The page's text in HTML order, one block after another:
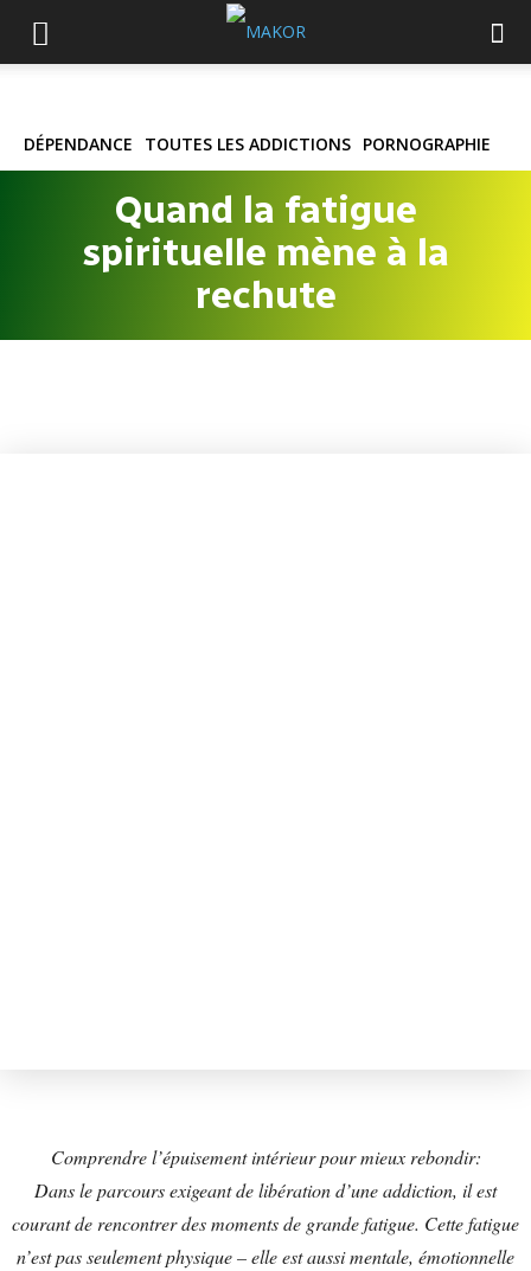
DÉPENDANCE TOUTES LES ADDICTIONS PORNOGRAPHIE
Quand la fatigue
spirituelle mène à la
rechute
Comprendre l’épuisement intérieur pour mieux rebondir:
Dans le parcours exigeant de libération d’une addiction, il est
courant de rencontrer des moments de grande fatigue. Cette fatigue
n’est pas seulement physique – elle est aussi mentale, émotionnelle